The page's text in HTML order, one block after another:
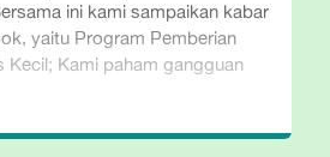
ini kami sampaikan kabar
yaitu Program Pemberian
Kecil; Kami paham gangguan